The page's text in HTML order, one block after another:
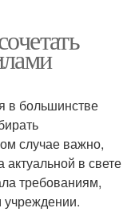
в большинстве
случае важно,
в свете
требованиям,
учреждении.